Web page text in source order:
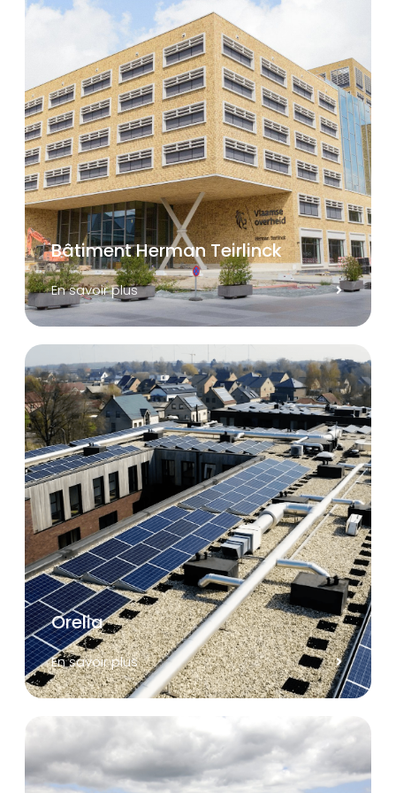
Bâtiment Herman Teirlinck
En savoir plus
Orelia
En savoir plus